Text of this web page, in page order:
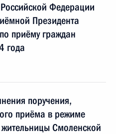
Федерации
Президента
приёму граждан
года
поручения,
приёма в режиме
Смоленской